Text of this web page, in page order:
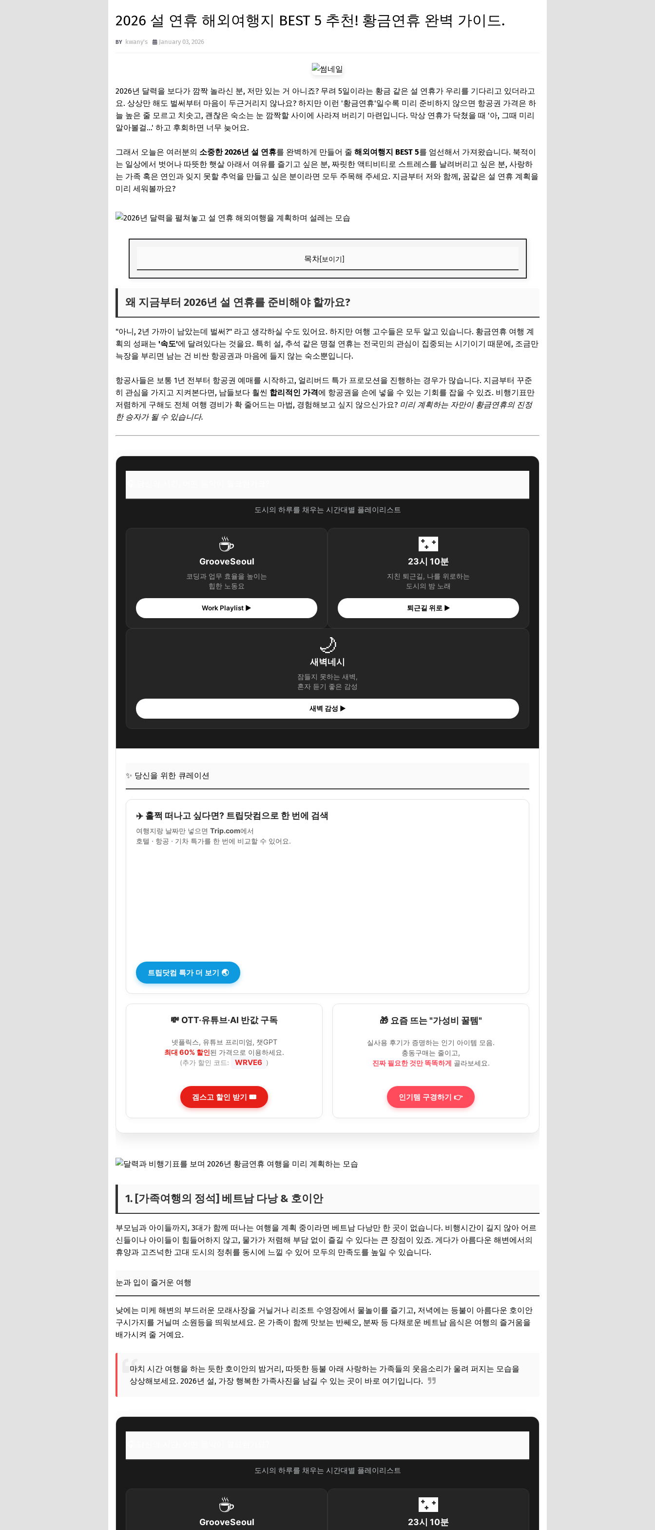
2026 설 연휴 해외여행지 BEST 5 추천! 황금연휴 완벽 가이드.
kwany's January 03, 2026
2026년 달력을 보다가 깜짝 놀라신 분, 저만 있는 거 아니죠? 무려 5일이라는 황금 같은 설 연휴가 우리를 기다리고 있더라고
요. 상상만 해도 벌써부터 마음이 두근거리지 않나요? 하지만 이런 '황금연휴'일수록 미리 준비하지 않으면 항공권 가격은 하
늘 높은 줄 모르고 치솟고, 괜찮은 숙소는 눈 깜짝할 사이에 사라져 버리기 마련입니다. 막상 연휴가 닥쳤을 때 '아, 그때 미리
알아볼걸...' 하고 후회하면 너무 늦어요.
그래서 오늘은 여러분의 소중한 2026년 설 연휴를 완벽하게 만들어 줄 해외여행지 BEST 5를 엄선해서 가져왔습니다. 북적이
는 일상에서 벗어나 따뜻한 햇살 아래서 여유를 즐기고 싶은 분, 짜릿한 액티비티로 스트레스를 날려버리고 싶은 분, 사랑하
는 가족 혹은 연인과 잊지 못할 추억을 만들고 싶은 분이라면 모두 주목해 주세요. 지금부터 저와 함께, 꿈같은 설 연휴 계획을
미리 세워볼까요?
목차[보이기]
🎧 당신의 시간, 어떤 음악이 필요한가요?
1. [가족여행의 정석] 베트남 다낭 & 호이안
눈과 입이 즐거운 여행
🎧 당신의 시간, 어떤 음악이 필요한가요?
✨ 당신을 위한 큐레이션
2. [연인을 위한 파라다이스] 인도네시아 발리
휴양과 관광, 두 마리 토끼를 잡다
🎧 당신의 시간, 어떤 음악이 필요한가요?
✨ 당신을 위한 큐레이션
🎧 당신의 시간, 어떤 음악이 필요한가요?
✨ 당신을 위한 큐레이션
가족 모두가 행복한 곳
🎧 당신의 시간, 어떤 음악이 필요한가요?
✨ 당신을 위한 큐레이션
자주 묻는 질문 (FAQ)
Q. 여행 경비는 대략 어느 정도 생각해야 할까요?
🎧 당신의 시간, 어떤 음악이 필요한가요?
✨ 당신을 위한 큐레이션
마무리하며: 최고의 설 연휴를 위한 마지막 조언
왜 지금부터 2026년 설 연휴를 준비해야 할까요?
"아니, 2년 가까이 남았는데 벌써?" 라고 생각하실 수도 있어요. 하지만 여행 고수들은 모두 알고 있습니다. 황금연휴 여행 계
획의 성패는 '속도'에 달려있다는 것을요. 특히 설, 추석 같은 명절 연휴는 전국민의 관심이 집중되는 시기이기 때문에, 조금만
늑장을 부리면 남는 건 비싼 항공권과 마음에 들지 않는 숙소뿐입니다.
항공사들은 보통 1년 전부터 항공권 예매를 시작하고, 얼리버드 특가 프로모션을 진행하는 경우가 많습니다. 지금부터 꾸준
히 관심을 가지고 지켜본다면, 남들보다 훨씬 합리적인 가격에 항공권을 손에 넣을 수 있는 기회를 잡을 수 있죠. 비행기표만
저렴하게 구해도 전체 여행 경비가 확 줄어드는 마법, 경험해보고 싶지 않으신가요? 미리 계획하는 자만이 황금연휴의 진정
한 승자가 될 수 있습니다.
도시의 하루를 채우는 시간대별 플레이리스트
☕
GrooveSeoul
코딩과 업무 효율을 높이는
힙한 노동요
Work Playlist ▶
🌃
23시 10분
지친 퇴근길, 나를 위로하는
도시의 밤 노래
퇴근길 위로 ▶
🌙
새벽네시
잠들지 못하는 새벽,
혼자 듣기 좋은 감성
새벽 감성 ▶
✨ 당신을 위한 큐레이션
✈️ 훌쩍 떠나고 싶다면? 트립닷컴으로 한 번에 검색
여행지랑 날짜만 넣으면 Trip.com에서
호텔 · 항공 · 기차 특가를 한 번에 비교할 수 있어요.
트립닷컴 특가 더 보기 🌏
💸 OTT·유튜브·AI 반값 구독
넷플릭스, 유튜브 프리미엄, 챗GPT
최대 60% 할인된 가격으로 이용하세요.
(추가 할인 코드: WRVE6 )
겜스고 할인 받기 🎟️
🎁 요즘 뜨는 "가성비 꿀템"
실사용 후기가 증명하는 인기 아이템 모음.
충동구매는 줄이고,
진짜 필요한 것만 똑똑하게 골라보세요.
인기템 구경하기 👉
1. [가족여행의 정석] 베트남 다낭 & 호이안
부모님과 아이들까지, 3대가 함께 떠나는 여행을 계획 중이라면 베트남 다낭만 한 곳이 없습니다. 비행시간이 길지 않아 어르
신들이나 아이들이 힘들어하지 않고, 물가가 저렴해 부담 없이 즐길 수 있다는 큰 장점이 있죠. 게다가 아름다운 해변에서의
휴양과 고즈넉한 고대 도시의 정취를 동시에 느낄 수 있어 모두의 만족도를 높일 수 있습니다.
눈과 입이 즐거운 여행
낮에는 미케 해변의 부드러운 모래사장을 거닐거나 리조트 수영장에서 물놀이를 즐기고, 저녁에는 등불이 아름다운 호이안
구시가지를 거닐며 소원등을 띄워보세요. 온 가족이 함께 맛보는 반쎄오, 분짜 등 다채로운 베트남 음식은 여행의 즐거움을
배가시켜 줄 거예요.
마치 시간 여행을 하는 듯한 호이안의 밤거리, 따뜻한 등불 아래 사랑하는 가족들의 웃음소리가 울려 퍼지는 모습을
상상해보세요. 2026년 설, 가장 행복한 가족사진을 남길 수 있는 곳이 바로 여기입니다.
도시의 하루를 채우는 시간대별 플레이리스트
☕
GrooveSeoul
🌃
23시 10분